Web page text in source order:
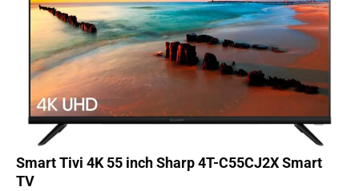
Smart Tivi 4K 55 inch Sharp 4T-C55CJ2X Smart
TV